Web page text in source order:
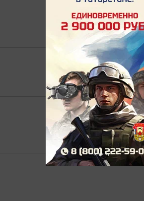
Авторизоваться